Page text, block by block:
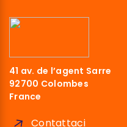
41 av. de l’agent Sarre
92700 Colombes
France
Contattaci